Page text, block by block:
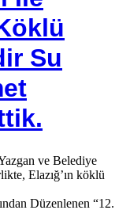
Su
ve Belediye
Elazığ’ın köklü